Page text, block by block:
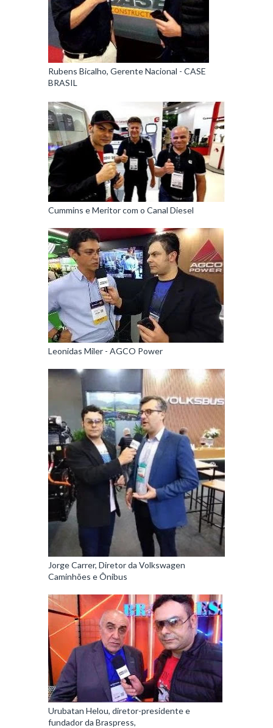
Rubens Bicalho, Gerente Nacional - CASE
BRASIL
Cummins e Meritor com o Canal Diesel
Leonidas Miler - AGCO Power
Jorge Carrer, Diretor da Volkswagen
Caminhões e Ônibus
Urubatan Helou, diretor-presidente e
fundador da Braspress,